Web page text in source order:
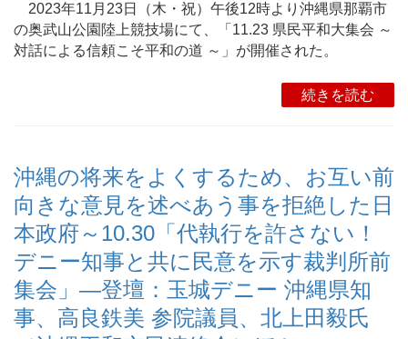
2023年11月23日（木・祝）午後12時より沖縄県那覇市
の奥武山公園陸上競技場にて、「11.23 県民平和大集会 ～
対話による信頼こそ平和の道 ～」が開催された。
続きを読む
沖縄の将来をよくするため、お互い前
向きな意見を述べあう事を拒絶した日
本政府～10.30「代執行を許さない！
デニー知事と共に民意を示す裁判所前
集会」―登壇：玉城デニー 沖縄県知
事、高良鉄美 参院議員、北上田毅氏